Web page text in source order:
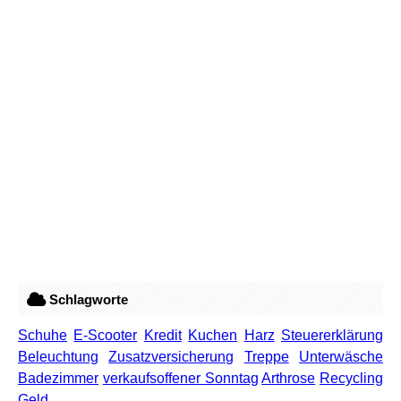
Schlagworte
Schuhe E-Scooter Kredit Kuchen Harz Steuererklärung
Beleuchtung
Zusatzversicherung Treppe
Unterwäsche
Badezimmer verkaufsoffener Sonntag Arthrose Recycling